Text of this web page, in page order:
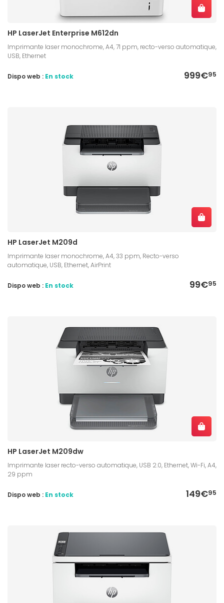
HP LaserJet Enterprise M612dn
Imprimante laser monochrome, A4, 71 ppm, recto-verso automatique,
USB, Ethernet
999€95
Dispo web : En stock
HP LaserJet M209d
Imprimante laser monochrome, A4, 33 ppm, Recto-verso
automatique, USB, Ethernet, AirPrint
99€95
Dispo web : En stock
HP LaserJet M209dw
Imprimante laser recto-verso automatique, USB 2.0, Ethernet, Wi-Fi, A4,
29 ppm
149€95
Dispo web : En stock